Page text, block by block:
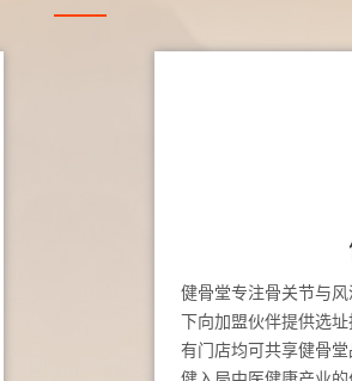
健骨堂专注骨关节与
下向加盟伙伴提供选
有门店均可共享健骨